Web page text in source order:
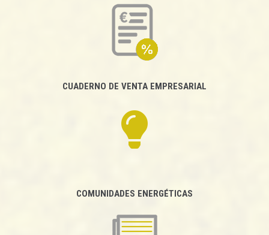
CUADERNO DE VENTA EMPRESARIAL
COMUNIDADES ENERGÉTICAS